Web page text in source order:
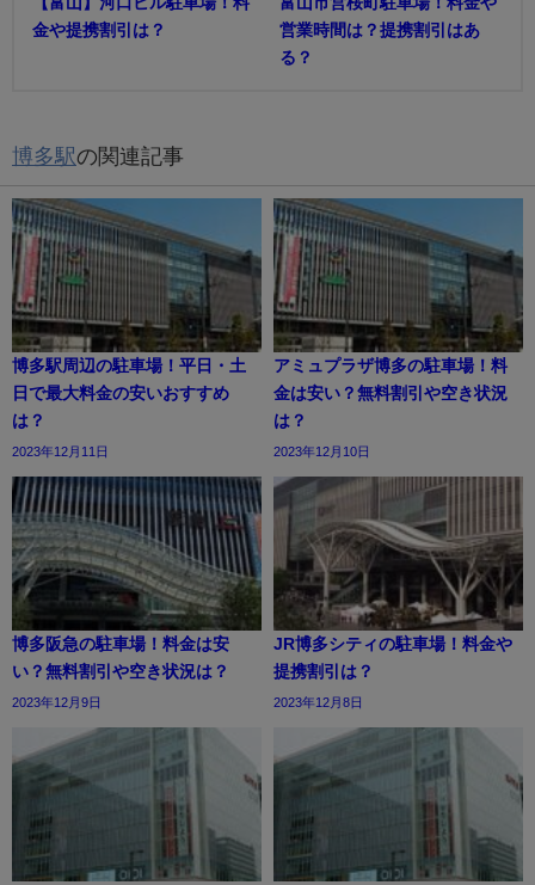
金や提携割引は？
営業時間は？提携割引はあ
る？
博多駅の関連記事
博多駅周辺の駐車場！平日・土
日で最大料金の安いおすすめ
は？
2023年12月11日
アミュプラザ博多の駐車場！料
金は安い？無料割引や空き状況
は？
2023年12月10日
博多阪急の駐車場！料金は安
い？無料割引や空き状況は？
2023年12月9日
JR博多シティの駐車場！料金や
提携割引は？
2023年12月8日